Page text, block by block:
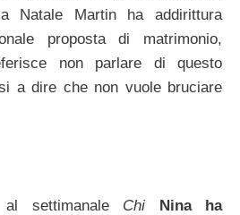
Natale Martin ha addirittura
proposta di matrimonio,
non parlare di questo
a dire che non vuole bruciare
al settimanale Chi
Nina ha